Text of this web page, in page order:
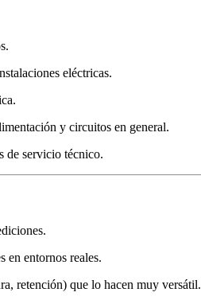
eléctricas.
y circuitos en general.
de servicio técnico.
en entornos reales.
retención) que lo hacen muy versátil.